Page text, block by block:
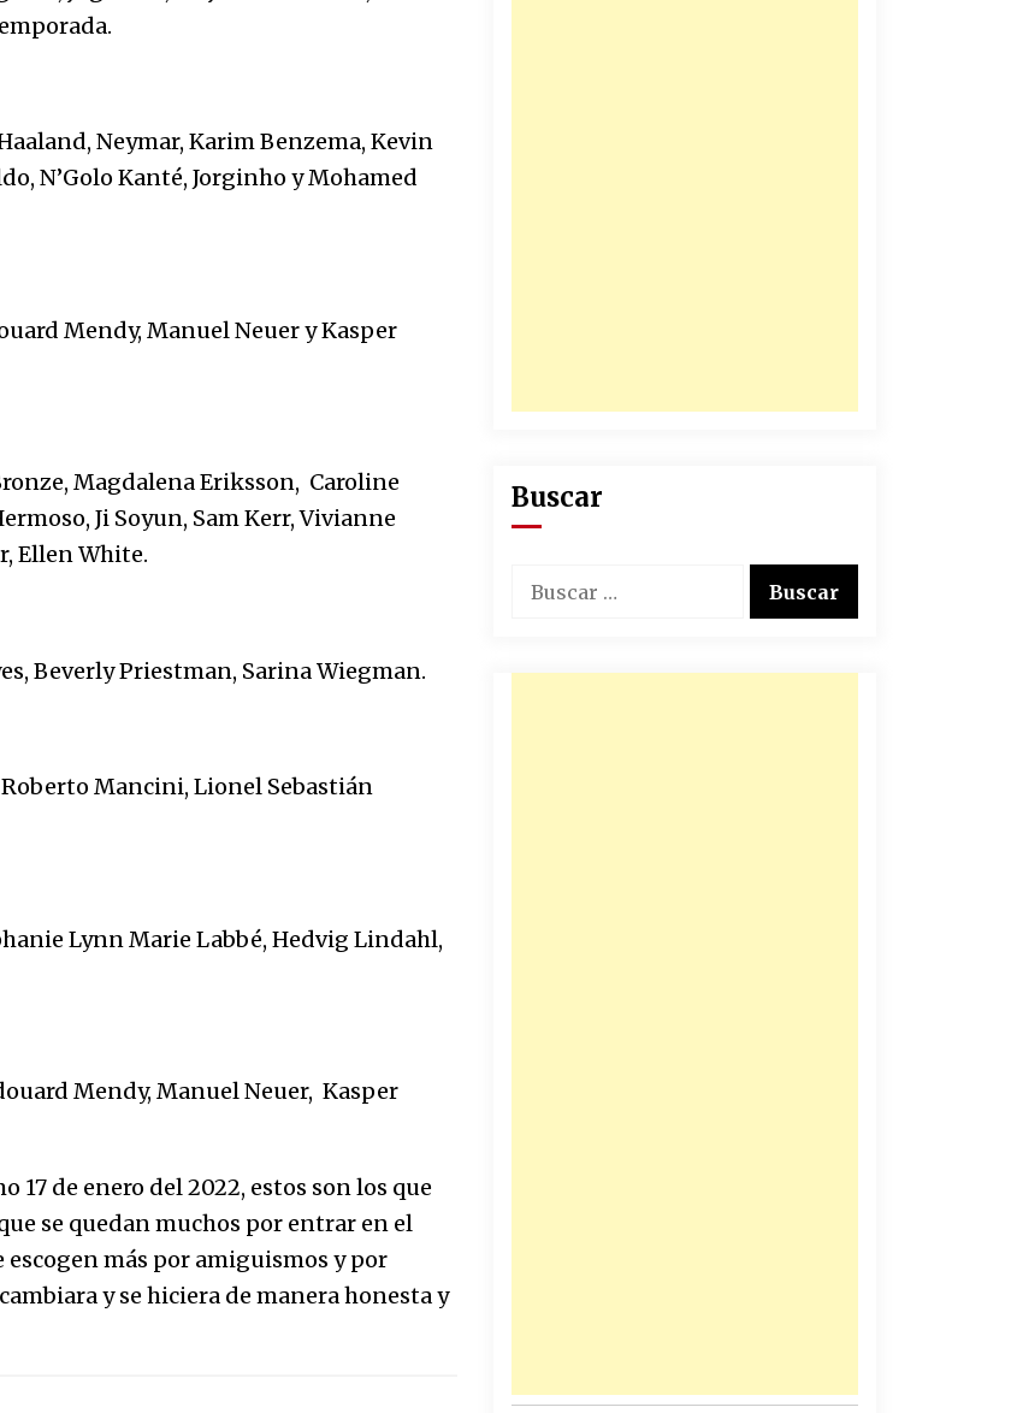
31/12/2025
Neymar, Karim Benzema, Kevin
N’Golo Kanté, Jorginho y Mohamed
Mendy, Manuel Neuer y Kasper
Magdalena Eriksson, Caroline
Ji Soyun, Sam Kerr, Vivianne
Ellen White.
Beverly Priestman, Sarina Wiegman.
Mancini, Lionel Sebastián
Lynn Marie Labbé, Hedvig Lindahl,
Mendy, Manuel Neuer, Kasper
17 de enero del 2022, estos son los que
se quedan muchos por entrar en el
escogen más por amiguismos y por
y se hiciera de manera honesta y
Buscar